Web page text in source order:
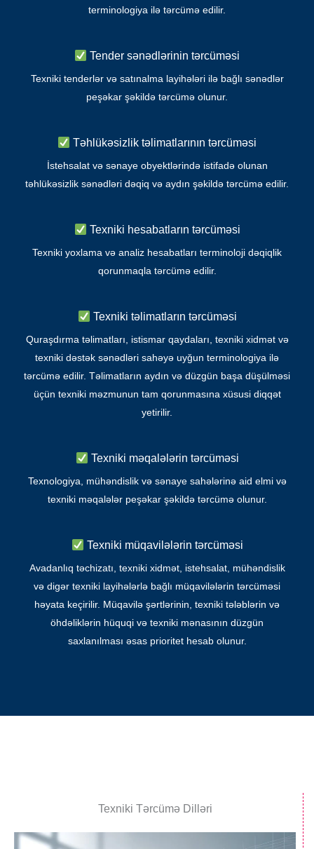
terminologiya ilə tərcümə edilir.
Tender sənədlərinin tərcüməsi
Texniki tenderlər və satınalma layihələri ilə bağlı sənədlər
peşəkar şəkildə tərcümə olunur.
Təhlükəsizlik təlimatlarının tərcüməsi
İstehsalat və sənaye obyektlərində istifadə olunan
təhlükəsizlik sənədləri dəqiq və aydın şəkildə tərcümə edilir.
Texniki hesabatların tərcüməsi
Texniki yoxlama və analiz hesabatları terminoloji dəqiqlik
qorunmaqla tərcümə edilir.
Texniki təlimatların tərcüməsi
Quraşdırma təlimatları, istismar qaydaları, texniki xidmət və
texniki dəstək sənədləri sahəyə uyğun terminologiya ilə
tərcümə edilir. Təlimatların aydın və düzgün başa düşülməsi
üçün texniki məzmunun tam qorunmasına xüsusi diqqət
yetirilir.
Texniki məqalələrin tərcüməsi
Texnologiya, mühəndislik və sənaye sahələrinə aid elmi və
texniki məqalələr peşəkar şəkildə tərcümə olunur.
Texniki müqavilələrin tərcüməsi
Avadanlıq təchizatı, texniki xidmət, istehsalat, mühəndislik
və digər texniki layihələrlə bağlı müqavilələrin tərcüməsi
həyata keçirilir. Müqavilə şərtlərinin, texniki tələblərin və
öhdəliklərin hüquqi və texniki mənasının düzgün
saxlanılması əsas prioritet hesab olunur.
Texniki Tərcümə Dilləri